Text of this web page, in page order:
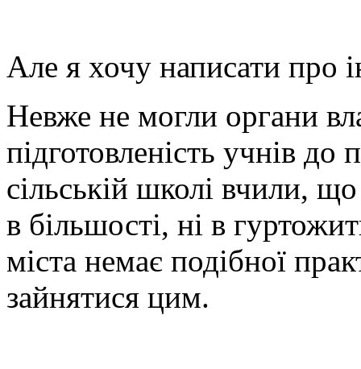
Але я хочу написати про
Невже не могли органи
підготовленість учнів
сільській школі вчили,
в більшості, ні в
міста немає подібної
зайнятися цим.